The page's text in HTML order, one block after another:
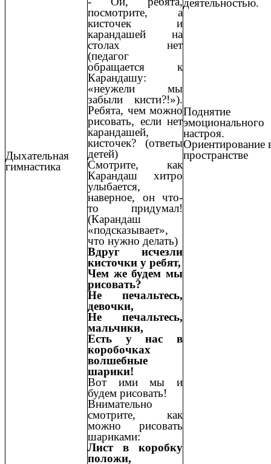
Дыхательная
гимнастика
посмотрите, а
кисточек и
карандашей на
столах нет
(педагог
обращается к
Карандашу:
«неужели мы
забыли кисти?!»).
Ребята, чем можно
рисовать, если нет
карандашей,
кисточек? (ответы
детей)
Смотрите, как
Карандаш хитро
улыбается,
наверное, он что-
то придумал!
(Карандаш
«подсказывает»,
что нужно делать)
Вдруг исчезли
кисточки у ребят,
Чем же будем мы
рисовать?
Не печальтесь,
девочки,
Не печальтесь,
мальчики,
Есть у нас в
коробочках
волшебные
шарики!
Вот ими мы и
будем рисовать!
Внимательно
смотрите, как
можно рисовать
шариками:
Лист в коробку
положи,
деятельностью.
Поднятие
эмоционального
настроя.
Ориентирование
пространстве